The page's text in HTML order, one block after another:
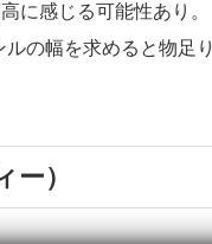
に感じる可能性あり。
の幅を求めると物足
）